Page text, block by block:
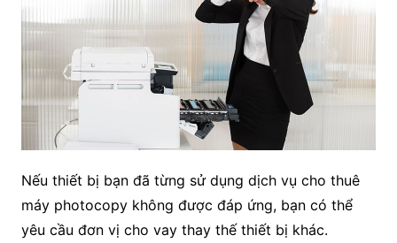
Nếu thiết bị bạn đã từng sử dụng dịch vụ cho thuê
máy photocopy không được đáp ứng, bạn có thể
yêu cầu đơn vị cho vay thay thế thiết bị khác.